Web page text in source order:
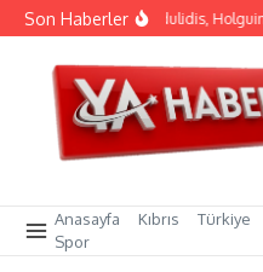
İçeriğe atla
Son HaberlerHristodulidis, Holguin
Anasayfa Kıbrıs Türkiye
Spor